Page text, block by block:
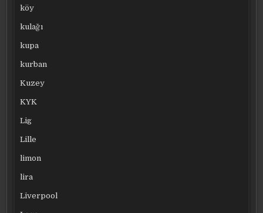
köy
kulağı
kupa
kurban
Kuzey
KYK
Lig
Lille
limon
lira
Liverpool